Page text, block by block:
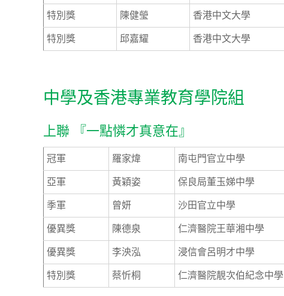
特別獎 陳健瑩 香港中文大學
特別獎 邱嘉耀 香港中文大學
中學及香港專業教育學院組
上聯 『一點憐才真意在』
冠軍 羅家煒 南屯門官立中學
亞軍 黃穎姿 保良局董玉娣中學
季軍 曾妍 沙田官立中學
優異獎 陳德泉 仁濟醫院王華湘中學
優異獎 李泱泓 浸信會呂明才中學
特別獎 蔡忻桐 仁濟醫院靚次伯紀念中學